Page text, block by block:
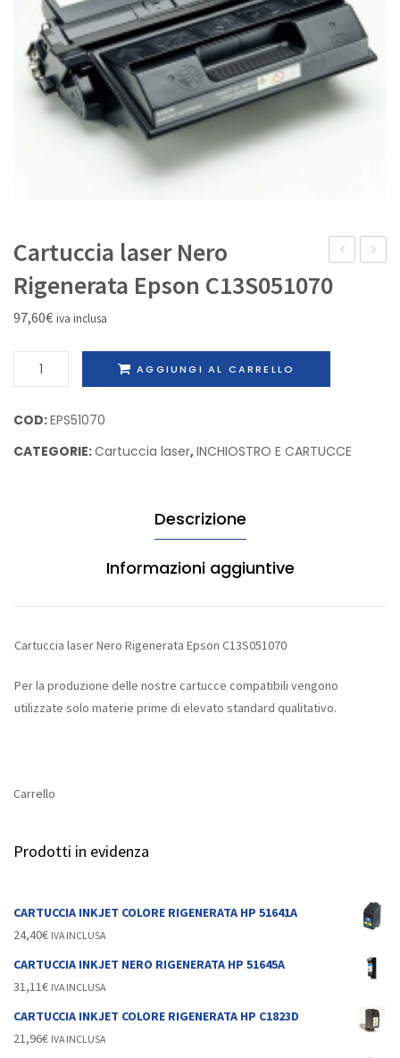
IL MIO ACCOUNT
Nero
Brother
Cartuccia laser Nero
Rigenerata Epson C13S051070
97,60€ iva inclusa
Cartuccia
laser
Rigenerata
Epson
AGGIUNGI AL CARRELLO
COD:EPS51070
CATEGORIE:Cartuccia laser,INCHIOSTRO E CARTUCCE
Descrizione
Informazioni aggiuntive
Cartuccia laser Nero Rigenerata Epson C13S051070
Per la produzione delle nostre cartucce compatibili vengono
utilizzate solo materie prime di elevato standard qualitativo.
Carrello
Prodotti in evidenza
CARTUCCIA INKJET COLORE RIGENERATA HP 51641A
24,40€ IVA INCLUSA
CARTUCCIA INKJET NERO RIGENERATA HP 51645A
31,11€ IVA INCLUSA
CARTUCCIA INKJET COLORE RIGENERATA HP C1823D
21,96€ IVA INCLUSA